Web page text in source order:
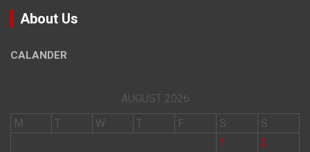
About Us
CALANDER
AUGUST 2026
M
T W T F S
S
1
2